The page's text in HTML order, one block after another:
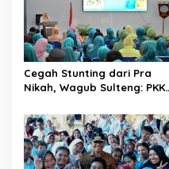
Cegah Stunting dari Pra
Nikah, Wagub Sulteng: PKK
Selamatkan Generasi Emas